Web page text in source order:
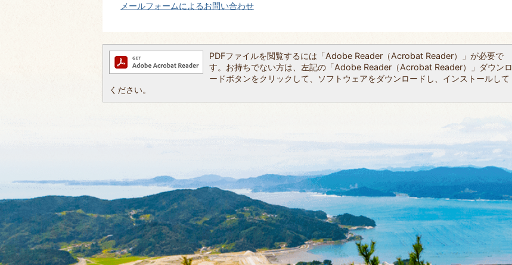
メールフォームによるお問い合わせ
PDFファイルを閲覧するには「Adobe Reader（Acrobat Reader）」が必要で
す。お持ちでない方は、左記の「Adobe Reader（Acrobat Reader）」ダウンロ
ードボタンをクリックして、ソフトウェアをダウンロードし、インストールして
ください。